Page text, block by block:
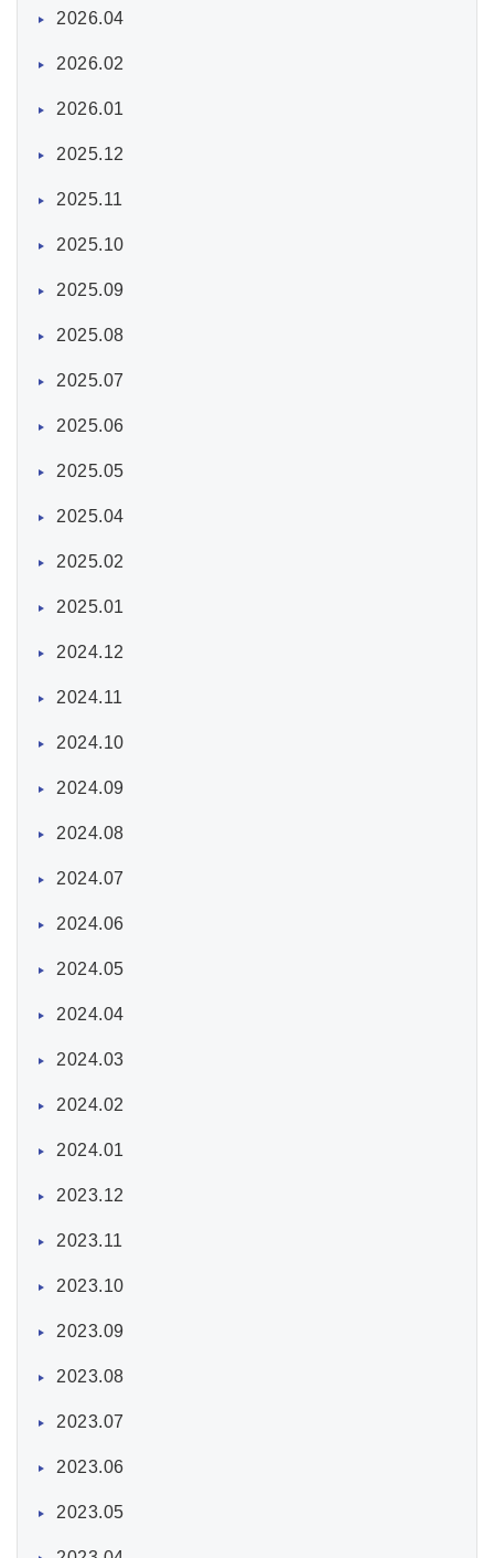
2026.04
2026.02
2026.01
2025.12
2025.11
2025.10
2025.09
2025.08
2025.07
2025.06
2025.05
2025.04
2025.02
2025.01
2024.12
2024.11
2024.10
2024.09
2024.08
2024.07
2024.06
2024.05
2024.04
2024.03
2024.02
2024.01
2023.12
2023.11
2023.10
2023.09
2023.08
2023.07
2023.06
2023.05